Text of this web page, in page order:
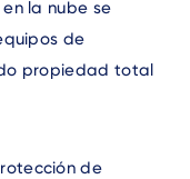
la nube se
de
propiedad total
de